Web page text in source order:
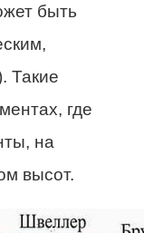
быть
Такие
где
на
высот.